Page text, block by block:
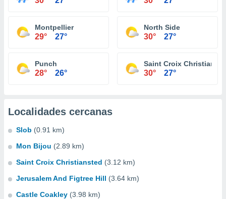
Montpellier
29° 27°
North Side
30° 27°
Punch
28° 26°
Saint Croix
30° 27°
Localidades cercanas
Slob (0.91 km)
Mon Bijou (2.89 km)
Saint Croix Christiansted (3.12 km)
Jerusalem And Figtree Hill (3.64 km)
Castle Coakley (3.98 km)